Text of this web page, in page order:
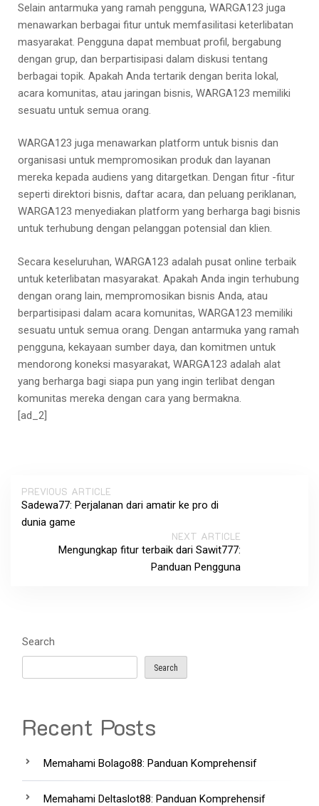
Selain antarmuka yang ramah pengguna, WARGA123 juga
menawarkan berbagai fitur untuk memfasilitasi keterlibatan
masyarakat. Pengguna dapat membuat profil, bergabung
dengan grup, dan berpartisipasi dalam diskusi tentang
berbagai topik. Apakah Anda tertarik dengan berita lokal,
acara komunitas, atau jaringan bisnis, WARGA123 memiliki
sesuatu untuk semua orang.
WARGA123 juga menawarkan platform untuk bisnis dan
organisasi untuk mempromosikan produk dan layanan
mereka kepada audiens yang ditargetkan. Dengan fitur -fitur
seperti direktori bisnis, daftar acara, dan peluang periklanan,
WARGA123 menyediakan platform yang berharga bagi bisnis
untuk terhubung dengan pelanggan potensial dan klien.
Secara keseluruhan, WARGA123 adalah pusat online terbaik
untuk keterlibatan masyarakat. Apakah Anda ingin terhubung
dengan orang lain, mempromosikan bisnis Anda, atau
berpartisipasi dalam acara komunitas, WARGA123 memiliki
sesuatu untuk semua orang. Dengan antarmuka yang ramah
pengguna, kekayaan sumber daya, dan komitmen untuk
mendorong koneksi masyarakat, WARGA123 adalah alat
yang berharga bagi siapa pun yang ingin terlibat dengan
komunitas mereka dengan cara yang bermakna.
[ad_2]
PREVIOUS ARTICLE
Sadewa77: Perjalanan dari amatir ke pro di
dunia game
NEXT ARTICLE
Mengungkap fitur terbaik dari Sawit777:
Panduan Pengguna
Search
Search
Recent Posts
Memahami Bolago88: Panduan Komprehensif
Memahami Deltaslot88: Panduan Komprehensif